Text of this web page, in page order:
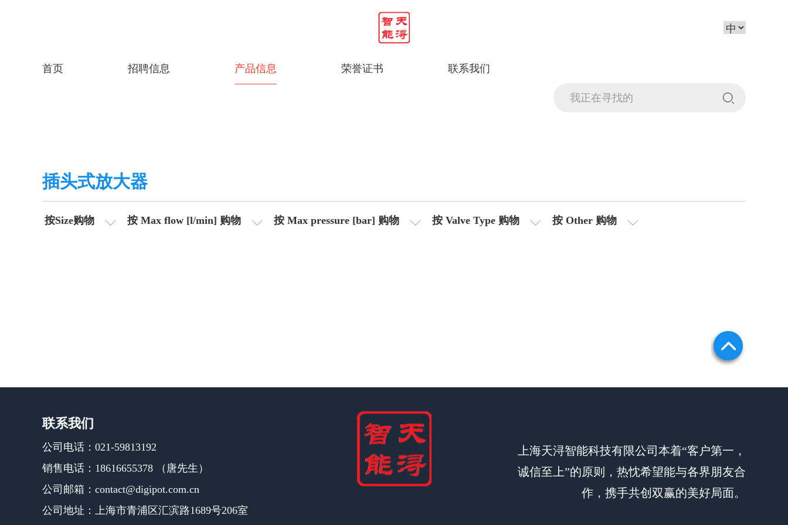
首页 招聘信息 产品信息 荣誉证书 联系我们
插头式放大器
按Size购物 按 Max flow [l/min] 购物 按 Max pressure [bar] 购物 按 Valve Type 购物 按 Other 购物
联系我们
公司电话：021-59813192
销售电话：18616655378 （唐先生）
公司邮箱：contact@digipot.com.cn
公司地址：上海市青浦区汇滨路1689号206室
上海天浔智能科技有限公司本着“客户第一，
诚信至上”的原则，热忱希望能与各界朋友合
作，携手共创双赢的美好局面。